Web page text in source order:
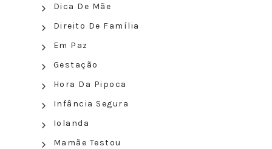
Dica De Mãe
Direito De Família
Em Paz
Gestação
Hora Da Pipoca
Infância Segura
Iolanda
Mamãe Testou